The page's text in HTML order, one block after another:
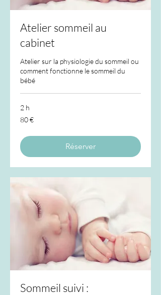
Atelier sommeil au
cabinet
Atelier sur la physiologie du sommeil ou
comment fonctionne le sommeil du
bébé
2 h
80
euros
80 €
Réserver
Sommeil suivi :